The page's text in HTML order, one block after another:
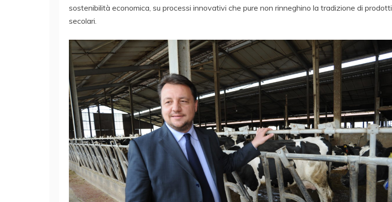
sostenibilità economica, su processi innovativi che pure non rinneghino la tradizione di prodotti
secolari.